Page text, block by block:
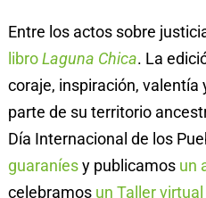
Entre los actos sobre
libroLaguna Chica. La
coraje, inspiración,
parte de su territorio
Día Internacional de los
guaraníesy publicamos un
celebramos un Taller